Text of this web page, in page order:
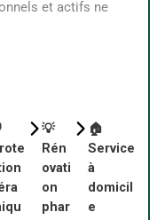
et actifs ne
💡
Rén
ovati
on
phar
🏠
Service
à
domicil
e